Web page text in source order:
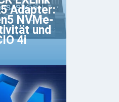
Adapter:
NVMe-
und
4i